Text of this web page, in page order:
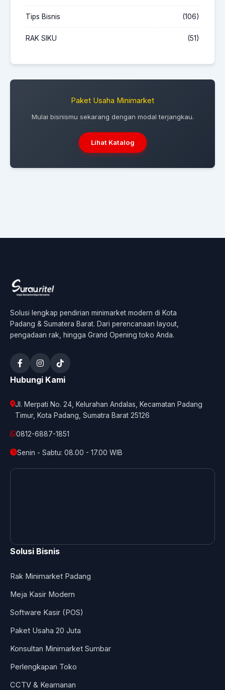
Tips Bisnis (106)
RAK SIKU (51)
Paket Usaha Minimarket
Mulai bisnismu sekarang dengan modal terjangkau.
Lihat Katalog
Solusi lengkap pendirian minimarket modern di Kota
Padang & Sumatera Barat. Dari perencanaan layout,
pengadaan rak, hingga Grand Opening toko Anda.
Hubungi Kami
Jl. Merpati No. 24, Kelurahan Andalas, Kecamatan Padang
Timur, Kota Padang, Sumatra Barat 25126
0812-6887-1851
Senin - Sabtu: 08.00 - 17.00 WIB
Solusi Bisnis
Rak Minimarket Padang
Meja Kasir Modern
Software Kasir (POS)
Paket Usaha 20 Juta
Konsultan Minimarket Sumbar
Perlengkapan Toko
CCTV & Keamanan